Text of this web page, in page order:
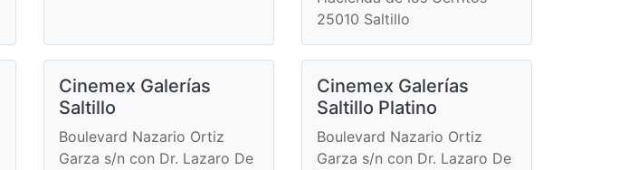
25010 Saltillo
Cinemex Galerías
Saltillo
Boulevard Nazario Ortiz
Garza s/n con Dr. Lazaro De
Cinemex Galerías
Saltillo Platino
Boulevard Nazario Ortiz
Garza s/n con Dr. Lazaro De